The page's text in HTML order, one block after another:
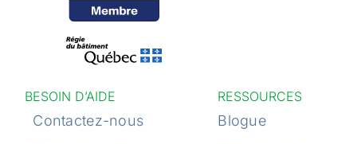
BESOIN D’AIDE
Contactez-nous
RESSOURCES
Blogue